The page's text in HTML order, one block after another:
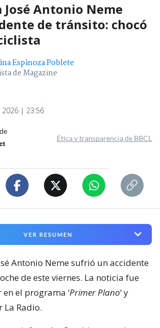
Antonio Neme
de tránsito: chocó
Espinoza Poblete
de Magazine
2026 | 23:56
Ética y transparencia de BBCL
VER RESUMEN
Antonio Neme sufrió un accidente
de este viernes. La noticia fue
el programa ‘Primer Plano‘ y
Radio.